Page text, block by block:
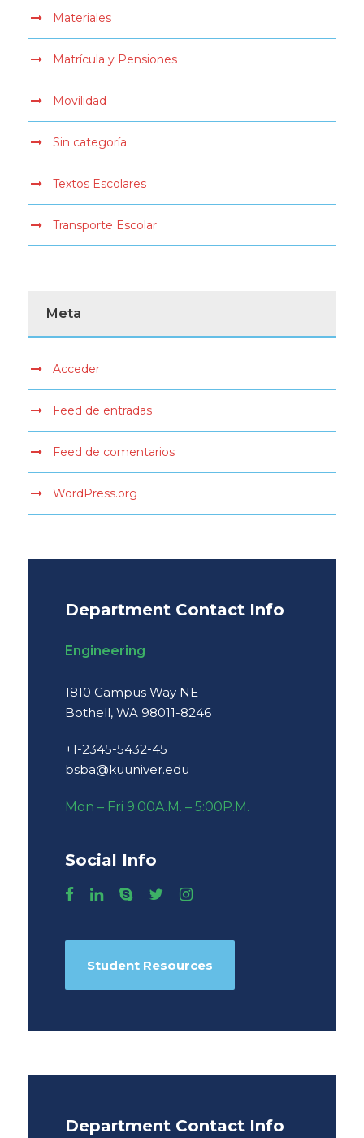
Materiales
Matrícula y Pensiones
Movilidad
Sin categoría
Textos Escolares
Transporte Escolar
Meta
Acceder
Feed de entradas
Feed de comentarios
WordPress.org
Department Contact Info
Engineering
1810 Campus Way NE
Bothell, WA 98011-8246
+1-2345-5432-45
bsba@kuuniver.edu
Mon – Fri 9:00A.M. – 5:00P.M.
Social Info
Student Resources
Department Contact Info